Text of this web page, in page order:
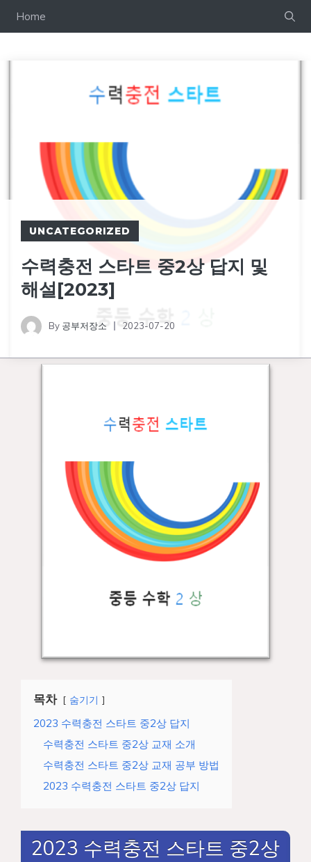
Home
UNCATEGORIZED
수력충전 스타트 중2상 답지 및
해설[2023]
By 공부저장소 2023-07-20
목차 숨기기
2023 수력충전 스타트 중2상 답지
수력충전 스타트 중2상 교재 소개
수력충전 스타트 중2상 교재 공부 방법
2023 수력충전 스타트 중2상 답지
2023 수력충전 스타트 중2상